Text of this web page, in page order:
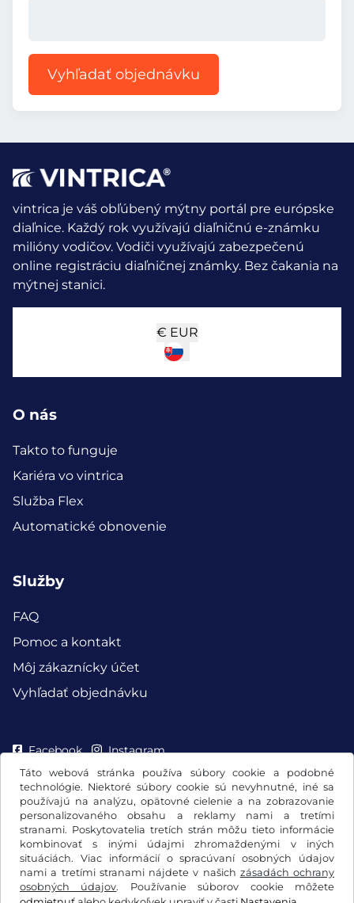
Táto webová stránka používa súbory cookie a podobné
technológie. Niektoré súbory cookie sú nevyhnutné, iné sa
používajú na analýzu, opätovné cielenie a na zobrazovanie
personalizovaného obsahu a reklamy nami a tretími
stranami. Poskytovatelia tretích strán môžu tieto informácie
kombinovať s inými údajmi zhromaždenými v iných
situáciách. Viac informácií o spracúvaní osobných údajov
nami a tretími stranami nájdete v našich zásadách ochrany
osobných údajov. Používanie súborov cookie môžete
Vyhľadať objednávku
vintrica je váš obľúbený mýtny portál pre európske
diaľnice. Každý rok využívajú diaľničnú e-známku
milióny vodičov. Vodiči využívajú zabezpečenú
online registráciu diaľničnej známky. Bez čakania na
mýtnej stanici.
€ EUR
O nás
Takto to funguje
Kariéra vo vintrica
Služba Flex
Automatické obnovenie
Služby
FAQ
Pomoc a kontakt
Môj zákaznícky účet
Vyhľadať objednávku
Facebook Instagram